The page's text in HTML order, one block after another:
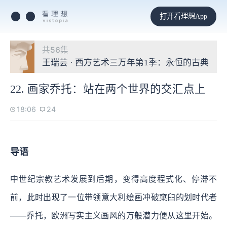
打开看理想App
共56集
王瑞芸 · 西方艺术三万年第1季：永恒的古典
22. 画家乔托：站在两个世界的交汇点上
18:06 24
导语
中世纪宗教艺术发展到后期，变得高度程式化、停滞不
前，此时出现了一位带领意大利绘画冲破窠臼的划时代者
——乔托，欧洲写实主义画风的万般潜力便从这里开始。